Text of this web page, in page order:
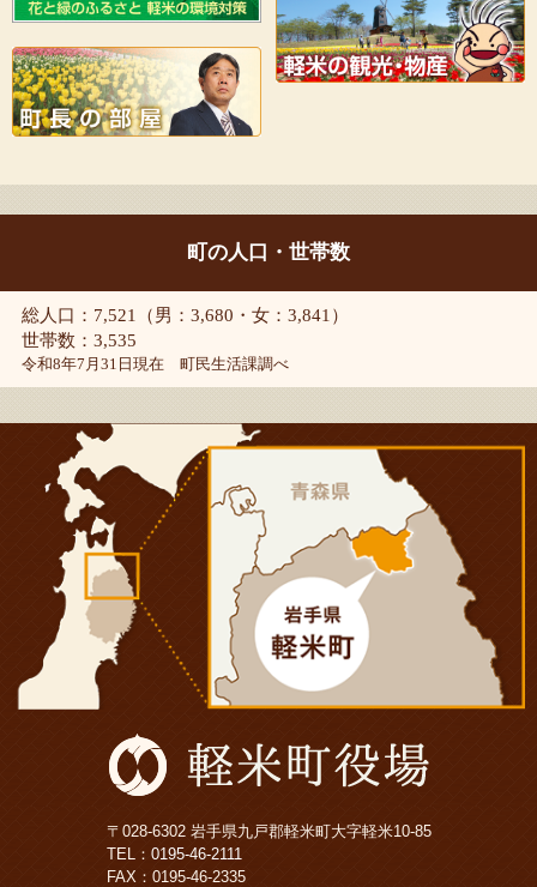
町の人口・世帯数
総人口：7,521（男：3,680・女：3,841）
世帯数：3,535
令和8年7月31日現在 町民生活課調べ
〒028-6302 岩手県九戸郡軽米町大字軽米10-85
TEL： 0195-46-2111
FAX：0195-46-2335